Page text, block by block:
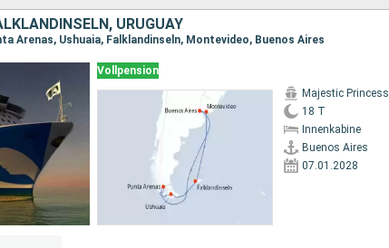
URUGUAY
Arenas, Ushuaia, Falklandinseln, Montevideo, Buenos Aires
Vollpension
Majestic Princess
18 T
Innenkabine
Buenos Aires
07.01.2028